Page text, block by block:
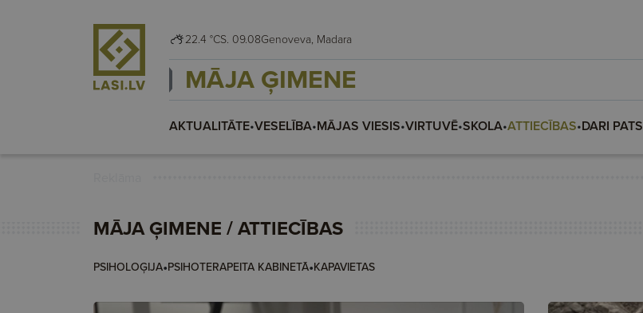
22.4 °CS. 09.08 Genoveva, Madara
MĀJA ĢIMENE
AKTUALITĀTE•VESELĪBA•MĀJAS VIESIS•VIRTUVĒ•SKOLA•ATTIECĪBAS•DARI PATS
MĀJA ĢIMENE/ATTIECĪBAS
PSIHOLOĢIJA•PSIHOTERAPEITA KABINETĀ•KAPAVIETAS